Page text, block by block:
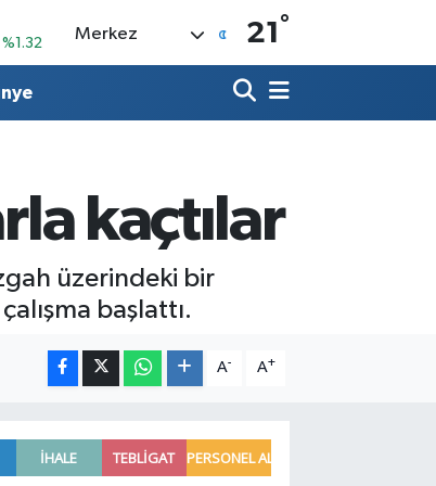
Merkez 21 °
kaçtılar
üzerindeki bir
başlattı.
A- A+